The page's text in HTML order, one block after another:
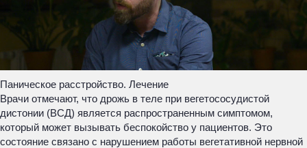
Паническое расстройство. Лечение
Врачи отмечают, что дрожь в теле при вегетососудистой
дистонии (ВСД) является распространенным симптомом,
который может вызывать беспокойство у пациентов. Это
состояние связано с нарушением работы вегетативной нервной